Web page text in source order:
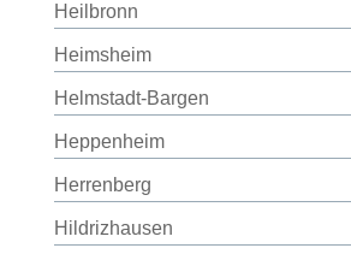
Heilbronn
Heimsheim
Helmstadt-Bargen
Heppenheim
Herrenberg
Hildrizhausen